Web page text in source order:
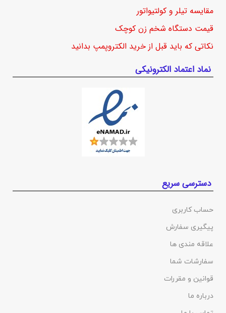
مقایسه تیلر و کولتیواتور
قیمت دستگاه شخم زن کوچک
نکاتی که باید قبل از خرید الکتروپمپ بدانید
نماد اعتماد الکترونیکی
دسترسی سریع
حساب کاربری
پیگیری سفارش
علاقه مندی ها
سفارشات شما
قوانین و مقررات
درباره ما